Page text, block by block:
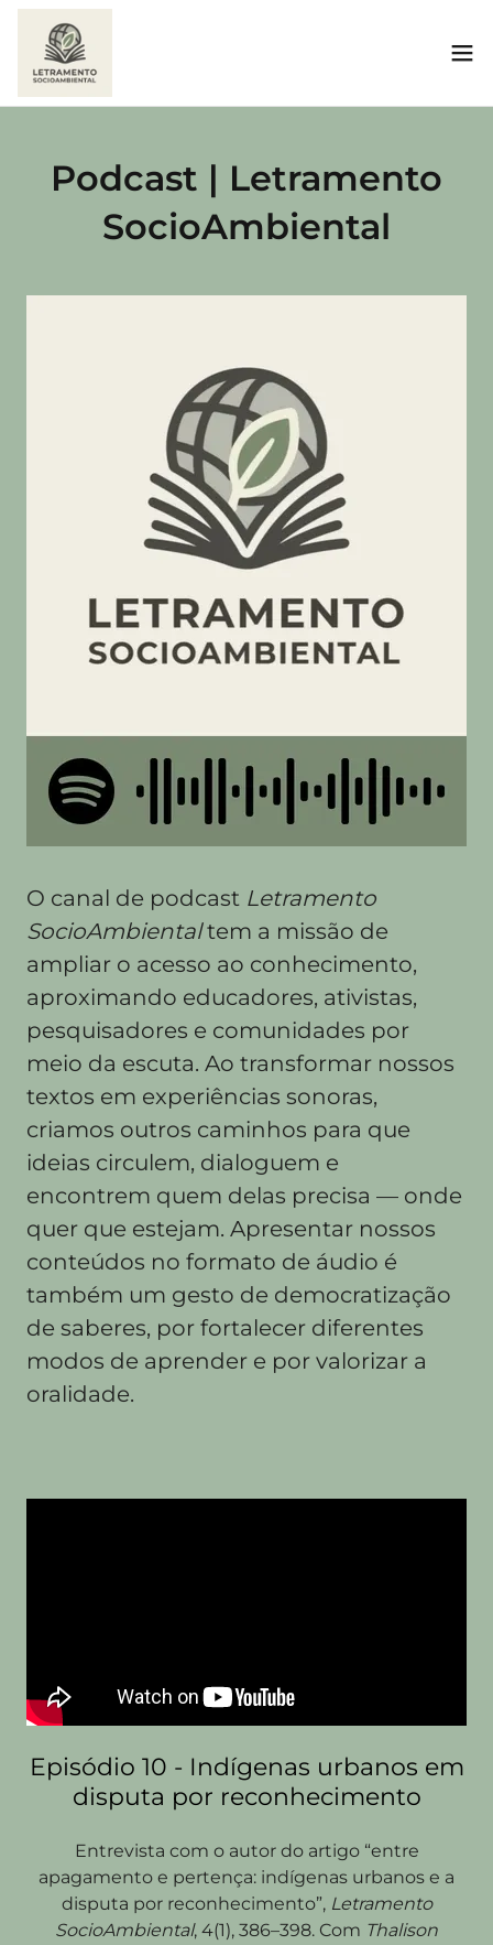
Podcast | Letramento
SocioAmbiental
O canal de podcast Letramento
SocioAmbientaltem a missão de
ampliar o acesso ao conhecimento,
aproximando educadores, ativistas,
pesquisadores e comunidades por
meio da escuta. Ao transformar nossos
textos em experiências sonoras,
criamos outros caminhos para que
ideias circulem, dialoguem e
encontrem quem delas precisa — onde
quer que estejam. Apresentar nossos
conteúdos no formato de áudio é
também um gesto de democratização
de saberes, por fortalecer diferentes
modos de aprender e por valorizar a
oralidade.
Episódio 10 - Indígenas urbanos em
disputa por reconhecimento
Entrevista com o autor do artigo “entre
apagamento e pertença: indígenas urbanos e a
disputa por reconhecimento”, Letramento
SocioAmbiental, 4(1), 386–398. Com Thalison